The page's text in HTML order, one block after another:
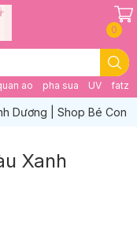
ao pha sua UV fatz
0
Dương | Shop Bé Con
Xanh